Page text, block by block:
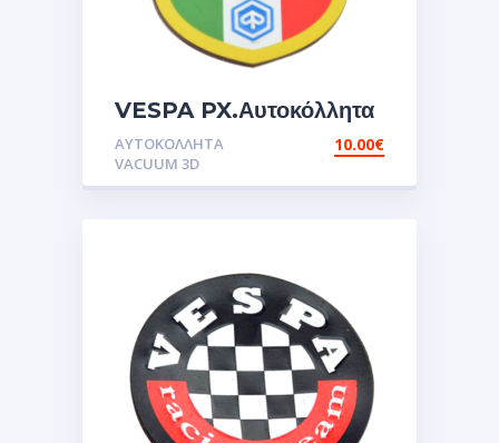
VESPA PX.Αυτοκόλλητα
ΑΥΤΟΚΌΛΛΗΤΑ
VACUUM 3D
10.00€